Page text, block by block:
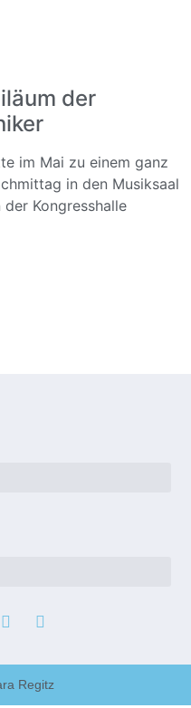
der
im Mai zu einem ganz
in den Musiksaal
Kongresshalle
Regitz